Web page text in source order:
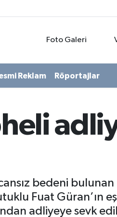
Foto Galeri
Reklam Röportajlar
bedeni
Fuat Güran’ın
adliyeye sevk